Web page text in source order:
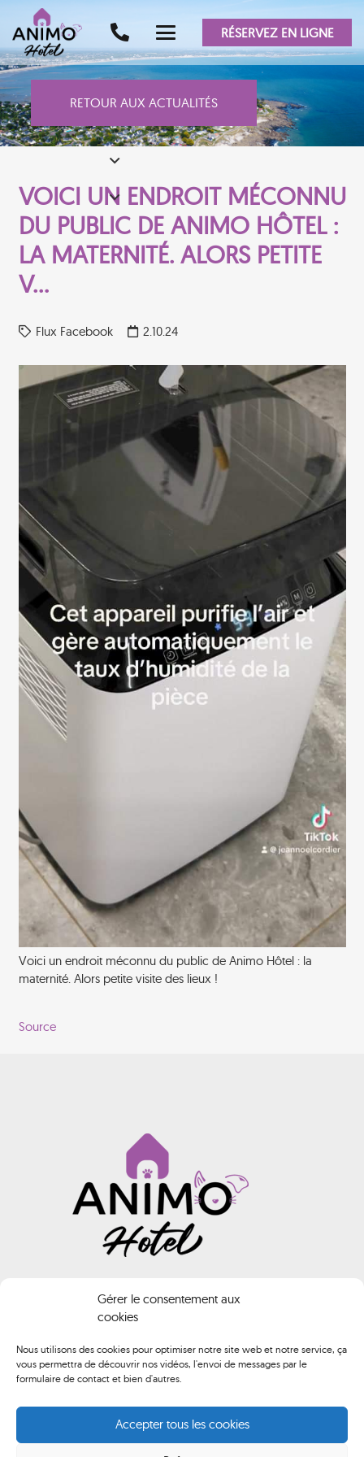
Gérer le consentement aux
cookies
Nous utilisons des cookies pour optimiser notre site web et notre service, ça
vous permettra de découvrir nos vidéos, l'envoi de messages par le
formulaire de contact et bien d'autres.
Accepter tous les cookies
RÉSERVEZ EN LIGNE
RETOUR AUX ACTUALITÉS
VOICI UN ENDROIT MÉCONNU
DU PUBLIC DE ANIMO HÔTEL :
LA MATERNITÉ. ALORS PETITE
V…
Flux Facebook 2.10.24
Voici un endroit méconnu du public de Animo Hôtel : la
maternité. Alors petite visite des lieux !
Source
INFORMATIONS
Animo HOTEL
02 40 61 74 02
contact@animo-hotel.fr
Route de Brederac, 44500 La Baule-Escoublac